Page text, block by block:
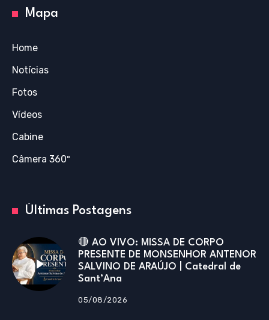
Mapa
Home
Notícias
Fotos
Vídeos
Cabine
Câmera 360º
Últimas Postagens
🔴 AO VIVO: MISSA DE CORPO
PRESENTE DE MONSENHOR ANTENOR
SALVINO DE ARAÚJO | Catedral de
Sant’Ana
05/08/2026